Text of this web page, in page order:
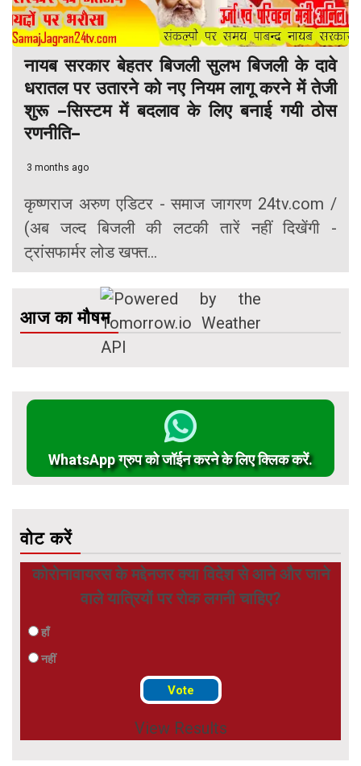
नायब सरकार बेहतर बिजली सुलभ बिजली के दावे
धरातल पर उतारने को नए नियम लागू करने में तेजी
शुरू –सिस्टम में बदलाव के लिए बनाई गयी ठोस
रणनीति–
3 months ago
कृष्णराज अरुण एडिटर - समाज जागरण 24tv.com /
(अब जल्द बिजली की लटकी तारें नहीं दिखेंगी -
ट्रांसफार्मर लोड खफ्त...
आज का मौषम
WhatsApp ग्रुप को जॉईन करने के लिए क्लिक करें.
वोट करें
कोरोनावायरस के मद्देनजर क्या विदेश से आने और जाने
वाले यात्रियों पर रोक लगनी चाहिए?
हाँ
नहीं
View Results